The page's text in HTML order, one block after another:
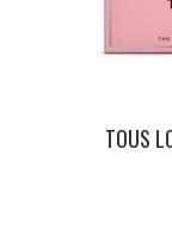
TOUS